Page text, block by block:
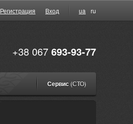
Регистрация Вход ua ru
+38 067 693-93-77
Сервис (СТО)